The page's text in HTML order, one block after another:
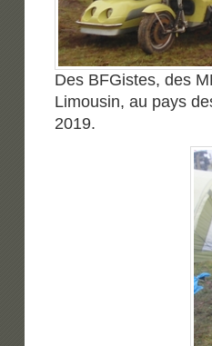
Des BFGistes, des
Limousin, au pays
2019.